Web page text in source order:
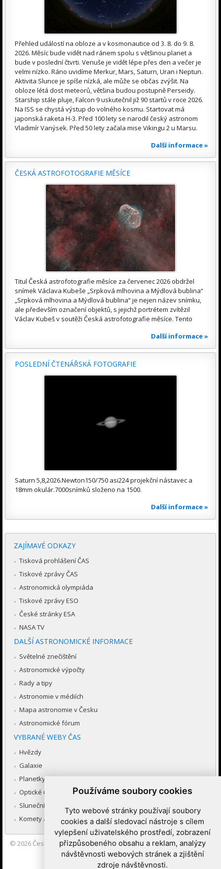
Používáme soubory cookies
Tyto webové stránky používají soubory
cookies a další sledovací nástroje s cílem
vylepšení uživatelského prostředí, zobrazení
přizpůsobeného obsahu a reklam, analýzy
návštěvnosti webových stránek a zjištění
zdroje návštěvnosti.
Přehled událostí na obloze a v kosmonautice od 3. 8. do 9. 8.
2026. Měsíc bude vidět nad ránem spolu s většinou planet a
bude v poslední čtvrti. Venuše je vidět lépe přes den a večer je
velmi nízko. Ráno uvidíme Merkur, Mars, Saturn, Uran i Neptun.
Aktivita Slunce je spíše nízká, ale může se občas zvýšit. Na
obloze létá dost meteorů, většina budou postupně Perseidy.
Starship stále pluje, Falcon 9 uskutečnil již 90 startů v roce 2026.
Na ISS se chystá výstup do volného kosmu. Startovat má
japonská raketa H-3. Před 100 lety se narodil český astronom
Vladimír Vanýsek. Před 50 lety začala mise Vikingu 2 u Marsu.
Další informace »
ČESKÁ ASTROFOTOGRAFIE MĚSÍCE
Titul Česká astrofotografie měsíce za červenec 2026 obdržel
snímek Václava Kubeše „Srpková mlhovina a Mýdlová bublina“
„Srpková mlhovina a Mýdlová bublina“ je nejen název snímku,
ale především označení objektů, s jejichž portrétem zvítězil
Václav Kubeš v soutěži Česká astrofotografie měsíce. Tento
Další informace »
POSLEDNÍ ČTENÁŘSKÁ FOTOGRAFIE
Saturn 5,8,2026.Newton150/750 asi224 projekční nástavec a
18mm okulár.7000snímků složeno na 1500.
Další informace »
ZAJÍMAVÉ ODKAZY
Tisková prohlášení ČAS
Tiskové zprávy ČAS
Astronomická olympiáda
Tiskové zprávy ESO
České stránky ESA
NASA TV
DALŠÍ ASTRONOMICKÉ INFORMACE
Světelné znečištění
Astronomické výpočty
Rady a tipy
Astronomie v médiích
Mapa astronomie v Česku
Astronomické fórum
VYBRANÉ WEBY ČAS
Hvězdy
Galaxie
Planetky
Optické úkazy v atmosféře
Sluneční soustava
Komety a meteory
© 2026 Česká astronomická společnost|Hvězdárna a planetárium
Brno spolupracuje se serverem Astro.cz